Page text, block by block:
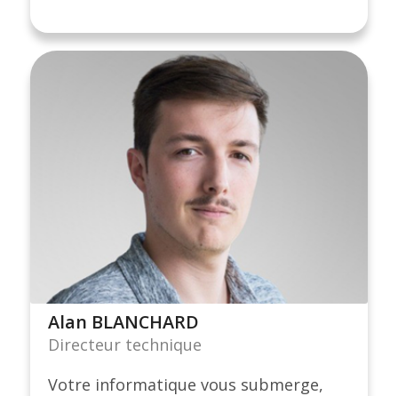
Alan BLANCHARD
Directeur technique
Votre informatique vous submerge,